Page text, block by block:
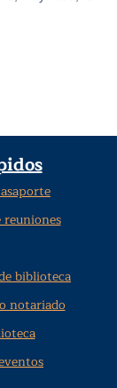
reuniones
biblioteca
notariado